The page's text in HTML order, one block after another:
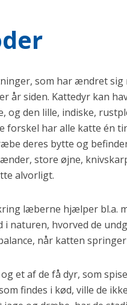
som har ændret
år siden. Kattedyr kan
og den lille, indiske,
forskel har alle katte én
deres bytte og
store øjne,
alvorligt.
læberne hjælper bl.a.
naturen, hvorved de
når katten
et af de få dyr, som
findes i kød, ville de